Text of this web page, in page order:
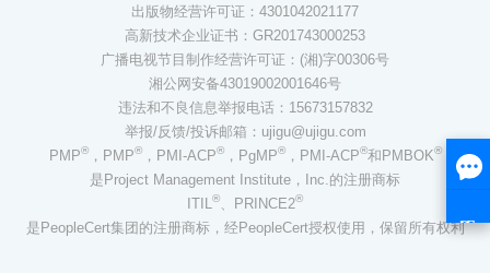
出版物经营许可证：4301042021177
高新技术企业证书：GR201743000253
广播电视节目制作经营许可证：(湘)字00306号
湘公网安备43019002001646号
违法和不良信息举报电话：15673157832
举报/反馈/投诉邮箱：ujigu@ujigu.com
PMP®，PMP®，PMI-ACP®，PgMP®，PMI-ACP®和PMBOK®
是Project Management Institute，Inc.的注册商标
ITIL®、PRINCE2®
是PeopleCert集团的注册商标，经PeopleCert授权使用，保留所有权利